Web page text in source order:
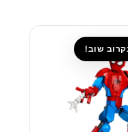
שוב!